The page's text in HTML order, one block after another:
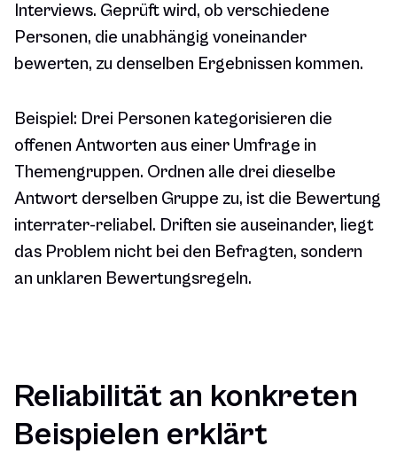
Interviews. Geprüft wird, ob verschiedene
Personen, die unabhängig voneinander
bewerten, zu denselben Ergebnissen kommen.
Beispiel: Drei Personen kategorisieren die
offenen Antworten aus einer Umfrage in
Themengruppen. Ordnen alle drei dieselbe
Antwort derselben Gruppe zu, ist die Bewertung
interrater-reliabel. Driften sie auseinander, liegt
das Problem nicht bei den Befragten, sondern
an unklaren Bewertungsregeln.
Reliabilität an konkreten
Beispielen erklärt